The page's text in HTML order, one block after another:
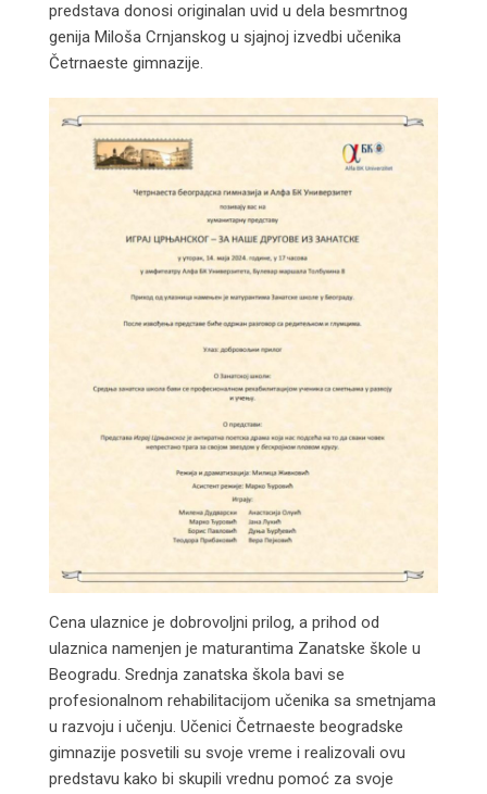
predstava donosi originalan uvid u dela besmrtnog
genija Miloša Crnjanskog u sjajnoj izvedbi učenika
Četrnaeste gimnazije.
Cena ulaznice je dobrovoljni prilog, a prihod od
ulaznica namenjen je maturantima Zanatske škole u
Beogradu. Srednja zanatska škola bavi se
profesionalnom rehabilitacijom učenika sa smetnjama
u razvoju i učenju. Učenici Četrnaeste beogradske
gimnazije posvetili su svoje vreme i realizovali ovu
predstavu kako bi skupili vrednu pomoć za svoje